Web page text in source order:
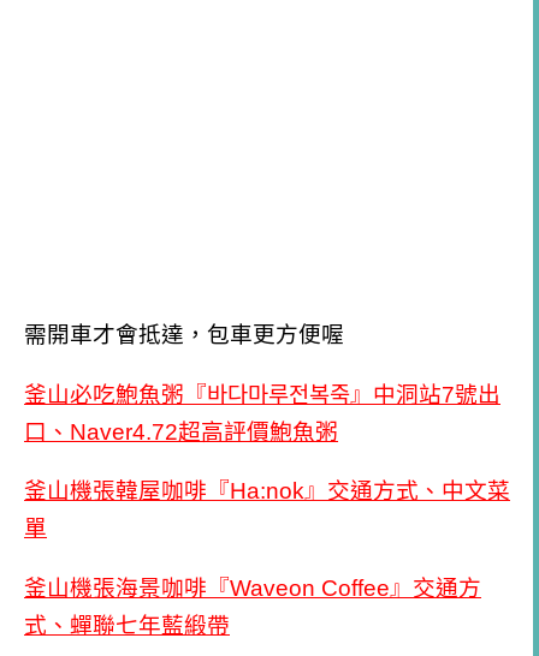
需開車才會抵達，包車更方便喔
釜山必吃鮑魚粥『바다마루전복죽』中洞站7號出
口、Naver4.72超高評價鮑魚粥
釜山機張韓屋咖啡『Ha:nok』交通方式、中文菜
單
釜山機張海景咖啡『Waveon Coffee』交通方
式、蟬聯七年藍緞帶